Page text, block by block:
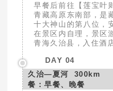
早餐后前往【莲宝叶
青藏高原东南部，是
十大神山的第八位，
在景区内自理，景区
青海久治县，入住酒
DAY 04
久治—夏河 300km
餐：早餐、晚餐